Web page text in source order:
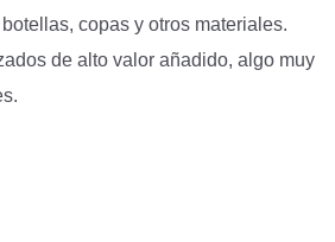
copas y otros materiales.
de alto valor añadido, algo muy